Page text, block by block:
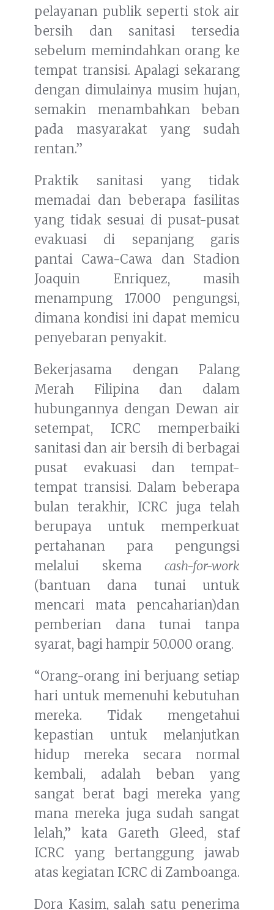
pelayanan publik seperti stok air
bersih dan sanitasi tersedia
sebelum memindahkan orang ke
tempat transisi. Apalagi sekarang
dengan dimulainya musim hujan,
semakin menambahkan beban
pada masyarakat yang sudah
rentan.”
Praktik sanitasi yang tidak
memadai dan beberapa fasilitas
yang tidak sesuai di pusat-pusat
evakuasi di sepanjang garis
pantai Cawa-Cawa dan Stadion
Joaquin Enriquez, masih
menampung 17.000 pengungsi,
dimana kondisi ini dapat memicu
penyebaran penyakit.
Bekerjasama dengan Palang
Merah Filipina dan dalam
hubungannya dengan Dewan air
setempat, ICRC memperbaiki
sanitasi dan air bersih di berbagai
pusat evakuasi dan tempat-
tempat transisi. Dalam beberapa
bulan terakhir, ICRC juga telah
berupaya untuk memperkuat
pertahanan para pengungsi
melalui skema cash-for-work
(bantuan dana tunai untuk
mencari mata pencaharian)dan
pemberian dana tunai tanpa
syarat, bagi hampir 50.000 orang.
“Orang-orang ini berjuang setiap
hari untuk memenuhi kebutuhan
mereka. Tidak mengetahui
kepastian untuk melanjutkan
hidup mereka secara normal
kembali, adalah beban yang
sangat berat bagi mereka yang
mana mereka juga sudah sangat
lelah,” kata Gareth Gleed, staf
ICRC yang bertanggung jawab
atas kegiatan ICRC di Zamboanga.
Dora Kasim, salah satu penerima